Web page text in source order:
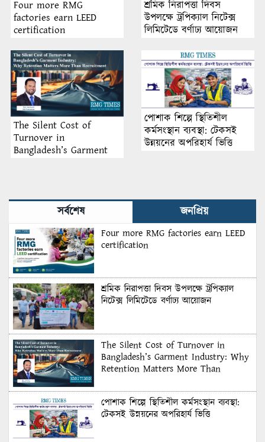
Four more RMG
factories earn LEED
certification
শ্রমিক নিরাপত্তা দিবস
উপলক্ষে ট্রপিক্যাল নিটেক্স
লিমিটেডে বর্ণাঢ্য আয়োজন
The Silent Cost of
Turnover in
Bangladesh’s Garment
পোশাক শিল্পে স্থিতিশীল
কর্মসংস্থান ব্যবস্থা: টেকসই
উন্নয়নের অপরিহার্য ভিত্তি
সর্বশেষ জনপ্রিয়
Four more RMG factories earn LEED
certification
শ্রমিক নিরাপত্তা দিবস উপলক্ষে ট্রপিক্যাল
নিটেক্স লিমিটেডে বর্ণাঢ্য আয়োজন
The Silent Cost of Turnover in
Bangladesh’s Garment Industry: Why
Retention Matters More Than
পোশাক শিল্পে স্থিতিশীল কর্মসংস্থান ব্যবস্থা:
টেকসই উন্নয়নের অপরিহার্য ভিত্তি